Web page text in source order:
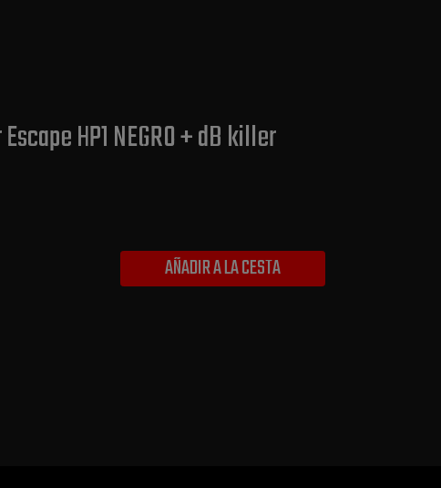
HP1 NEGRO + dB killer
AÑADIR A LA CESTA